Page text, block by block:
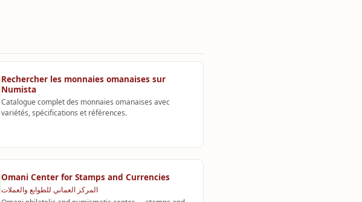
Rechercher les monnaies omanaises sur
Numista
Catalogue complet des monnaies omanaises avec
variétés, spécifications et références.
Omani Center for Stamps and Currencies
المركز العماني للطوابع والعملات